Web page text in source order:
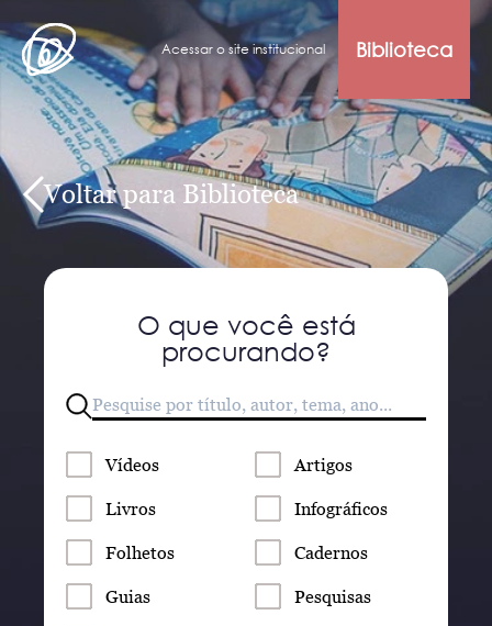
Acessar o site institucional Biblioteca
Voltar para Biblioteca
O que você está
procurando?
Vídeos Artigos
Livros Infográficos
Folhetos Cadernos
Guias Pesquisas